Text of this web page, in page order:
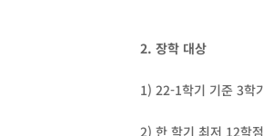
2. 장학 대상
1) 22-1학기 기준 3학
2) 한 학기 최저 12학